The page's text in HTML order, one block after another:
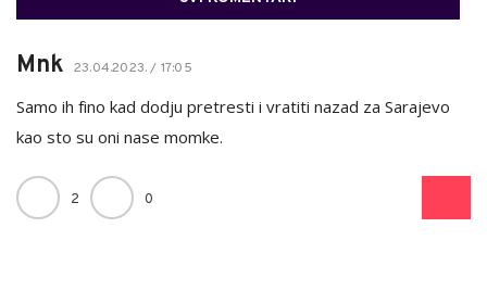
Mnk 23.04.2023. / 17:05
Samo ih fino kad dodju pretresti i vratiti nazad za Sarajevo
kao sto su oni nase momke.
2 0